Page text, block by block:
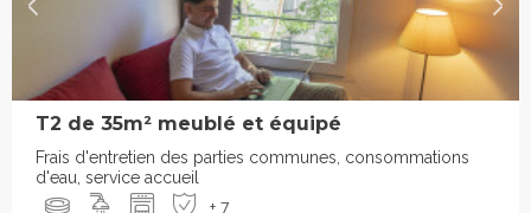
T2 de 35m² meublé et équipé
Frais d'entretien des parties communes, consommations
d'eau, service accueil
+ 7